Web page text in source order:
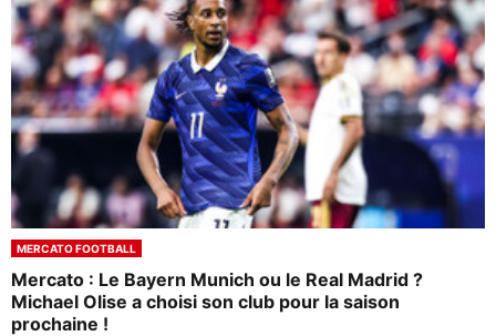
MERCATO FOOTBALL
Mercato : Le Bayern Munich ou le Real Madrid ?
Michael Olise a choisi son club pour la saison
prochaine !